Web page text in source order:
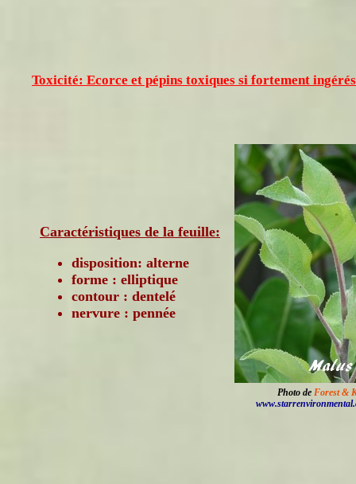
Toxicité: Ecorce et pépins toxiques si fortement ingérés
Photo de Forest &
Caractéristiques de la feuille:
disposition: alterne
forme : elliptique
contour : dentelé
nervure : pennée